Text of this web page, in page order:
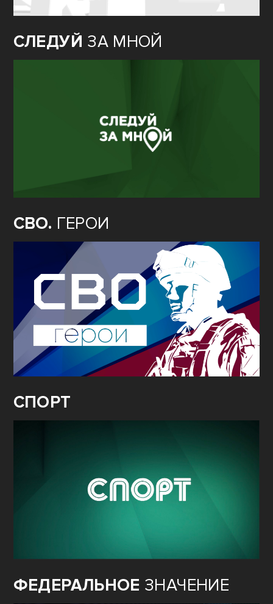
СЛЕДУЙ ЗА МНОЙ
СВО. ГЕРОИ
СПОРТ
ФЕДЕРАЛЬНОЕ ЗНАЧЕНИЕ